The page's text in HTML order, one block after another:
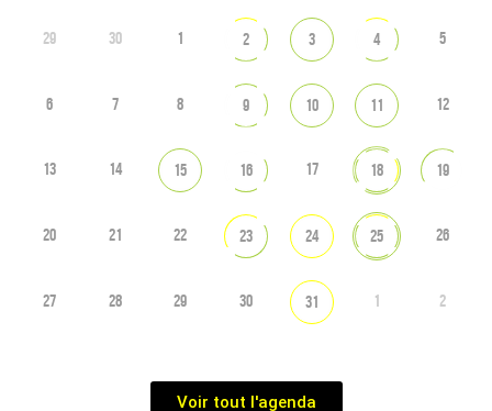
29 30 1 2 3 4 5
6 7 8 9 10 11 12
13 14 15 16 17 18 19
20 21 22 23 24 25 26
27 28 29 30 31 1 2
Voir tout l'agenda